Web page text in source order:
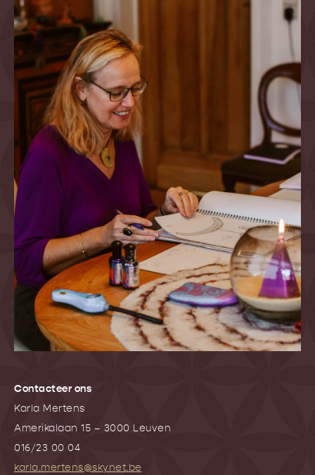
Contacteer ons
Karla Mertens
Amerikalaan 15 – 3000 Leuven
016/23 00 04
karla.mertens@skynet.be